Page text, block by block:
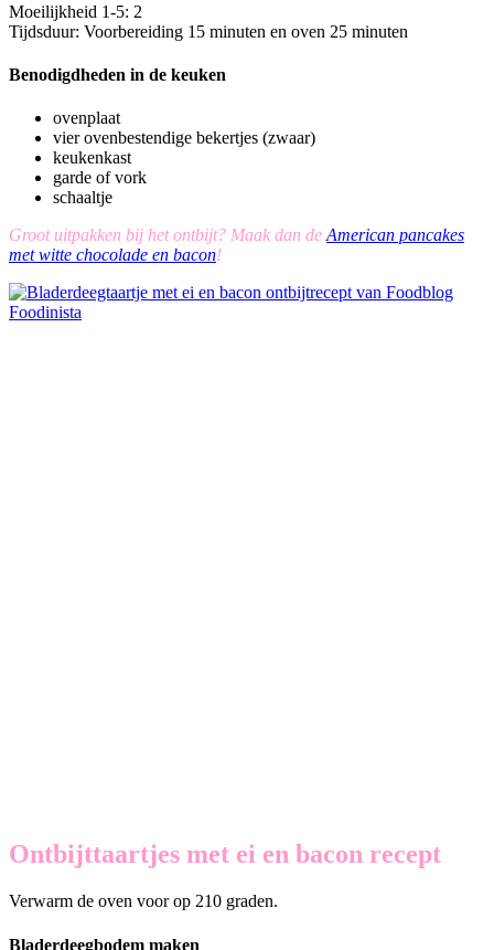
Moeilijkheid 1-5: 2
Tijdsduur: Voorbereiding 15 minuten en oven 25 minuten
Benodigdheden in de keuken
ovenplaat
vier ovenbestendige bekertjes (zwaar)
keukenkast
garde of vork
schaaltje
Groot uitpakken bij het ontbijt? Maak dan deAmerican pancakes
met witte chocolade en bacon!
Ontbijttaartjes met ei en bacon recept
Verwarm de oven voor op 210 graden.
Bladerdeegbodem maken